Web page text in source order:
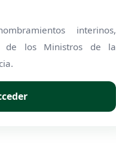
interinos,
de los Ministros de la